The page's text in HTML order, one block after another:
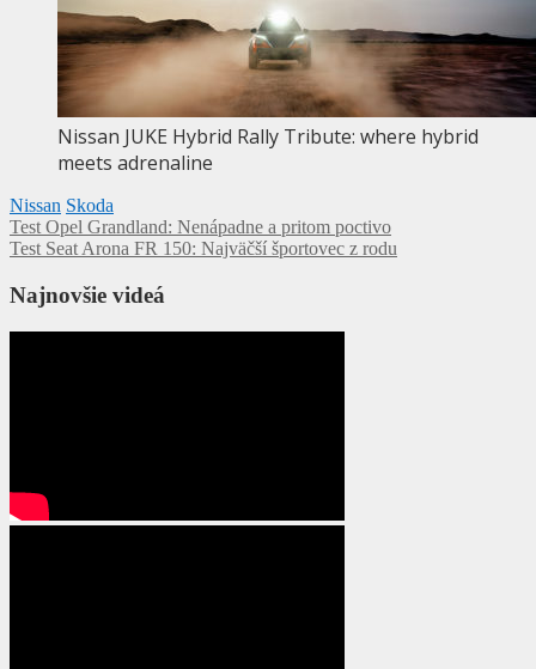
Nissan JUKE Hybrid Rally Tribute: where hybrid
meets adrenaline
Nissan Skoda
Navigácia
v
článku
Test Opel Grandland: Nenápadne a pritom poctivo
Test Seat Arona FR 150: Najväčší športovec z rodu
Najnovšie videá